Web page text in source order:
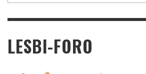
LESBI-FORO